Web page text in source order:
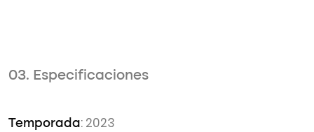
03. Especificaciones
Temporada: 2023